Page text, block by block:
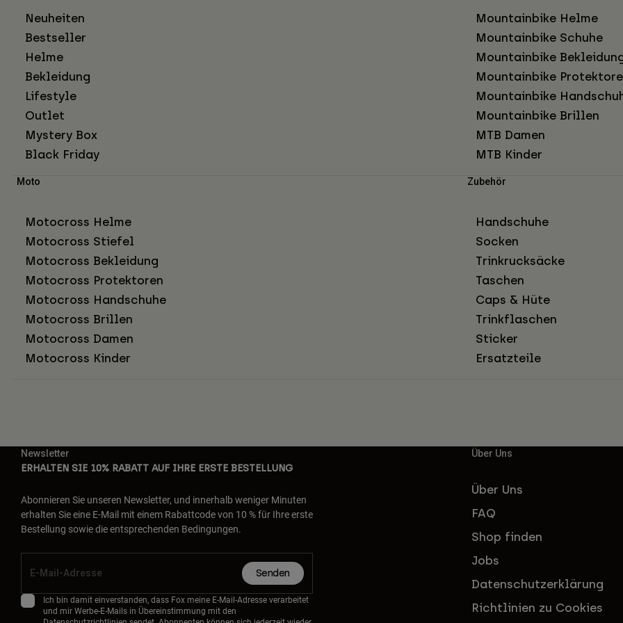
Neuheiten
Bestseller
Helme
Bekleidung
Lifestyle
Outlet
Mystery Box
Black Friday
Mountainbike Helme
Mountainbike Schuhe
Mountainbike
Mountainbike
Mountainbike
Mountainbike Brillen
MTB Damen
MTB Kinder
Moto
Motocross Helme
Motocross Stiefel
Motocross Bekleidung
Motocross Protektoren
Motocross Handschuhe
Motocross Brillen
Motocross Damen
Motocross Kinder
Zubehör
Handschuhe
Socken
Trinkrucksäcke
Taschen
Caps & Hüte
Trinkflaschen
Sticker
Ersatzteile
Newsletter
ERHALTEN SIE 10% RABATT AUF IHRE ERSTE BESTELLUNG
Abonnieren Sie unseren Newsletter, und innerhalb weniger Minuten
erhalten Sie eine E-Mail mit einem Rabattcode von 10 % für Ihre erste
Bestellung sowie die entsprechenden Bedingungen.
Senden
Ich bin damit einverstanden, dass Fox meine E-Mail-Adresse verarbeitet
und mir Werbe-E-Mails in Übereinstimmung mit den
Über Uns
Über Uns
FAQ
Shop finden
Jobs
Datenschutzerklärung
Richtlinien zu Cookies